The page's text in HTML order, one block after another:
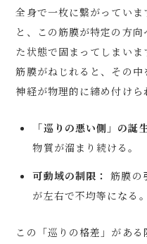
全身で一枚に繋がっていま
と、この筋膜が特定の方
た状態で固まってしまいま
筋膜がねじれると、その中
神経が物理的に締め付けら
「巡りの悪い側」の誕
物質が溜まり続ける。
可動域の制限： 筋膜の
が左右で不均等になる。
この「巡りの格差」がある